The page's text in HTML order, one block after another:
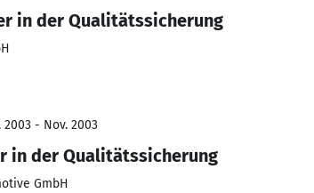
in der Qualitätssicherung
2003 - Nov. 2003
in der Qualitätssicherung
GmbH